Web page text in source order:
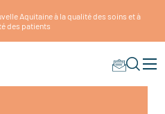
Aquitaine à la qualité des soins et à
des patients